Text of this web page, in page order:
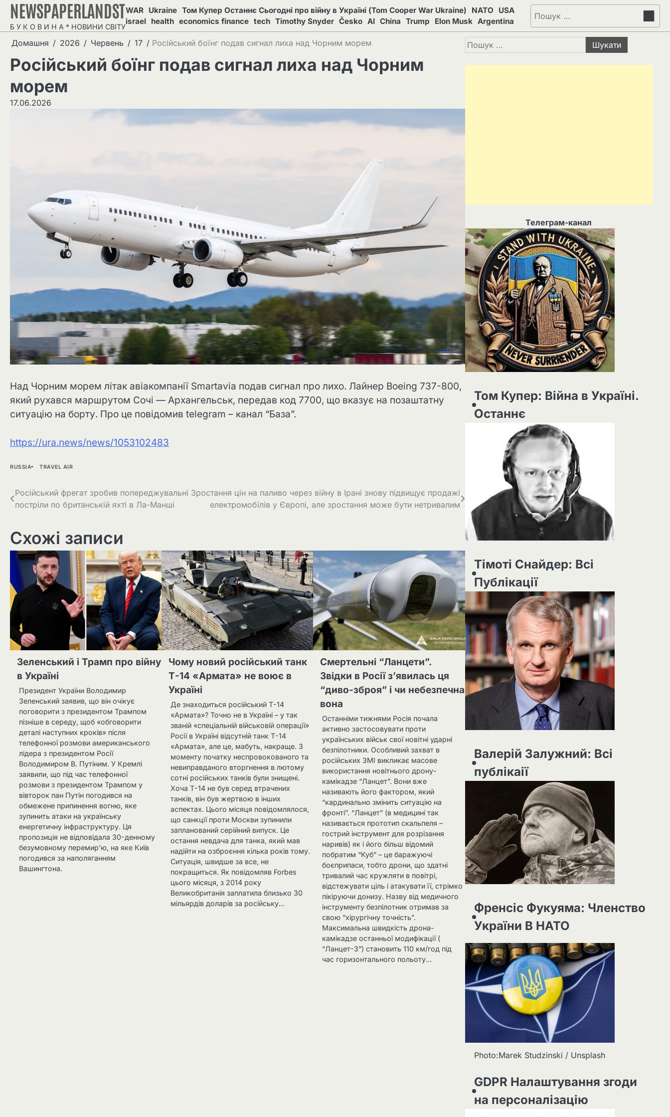
Перейти
вмісту
NEWSPAPERLANDST
Б У К О В И Н А * НОВИНИ СВІТУ
WAR Ukraine Том Купер Останнє Сьогодні про війну в Україні (Tom Cooper War Ukraine) NATO
USA
israel health economics finance tech Timothy Snyder Česko AI China Trump Elon Musk Argentina
Пошук:
Домашня 2026 Червень 17 Російський боїнг подав сигнал лиха над Чорним морем
Російський боїнг подав сигнал лиха над Чорним
морем
17.06.2026
Над Чорним морем літак авіакомпанії Smartavia подав сигнал про лихо. Лайнер Boeing 737-800,
який рухався маршрутом Сочі — Архангельськ, передав код 7700, що вказує на позаштатну
ситуацію на борту. Про це повідомив telegram – канал “База”.
https://ura.news/news/1053102483
RUSSIA TRAVEL AIR
Навігація
записів
Російський фрегат зробив попереджувальні
постріли по британській яхті в Ла-Манші
Зростання цін на паливо через війну в Ірані знову підвищує продажі
електромобілів у Європі, але зростання може бути нетривалим
Схожі записи
Зеленський і Трамп про війну
в Україні
Президент України Володимир
Зеленський заявив, що він очікує
поговорити з президентом Трампом
пізніше в середу, щоб «обговорити
деталі наступних кроків» після
телефонної розмови американського
лідера з президентом Росії
Володимиром В. Путіним. У Кремлі
заявили, що під час телефонної
розмови з президентом Трампом у
вівторок пан Путін погодився на
обмежене припинення вогню, яке
зупинить атаки на українську
енергетичну інфраструктуру. Ця
пропозиція не відповідала 30-денному
безумовному перемир’ю, на яке Київ
погодився за наполяганням
Вашингтона.
Чому новий російський танк
Т-14 «Армата» не воює в
Україні
Де знаходиться російський Т-14
«Армата»? Точно не в Україні – у так
званій «спеціальній військовій операції»
Росії в Україні відсутній танк Т-14
«Армата», але це, мабуть, накраще. З
моменту початку неспровокованого та
невиправданого вторгнення в лютому
сотні російських танків були знищені.
Хоча Т-14 не був серед втрачених
танків, він був жертвою в інших
аспектах. Цього місяця повідомлялося,
що санкції проти Москви зупинили
запланований серійний випуск. Це
остання невдача для танка, який мав
надійти на озброєння кілька років тому.
Ситуація, швидше за все, не
покращиться. Як повідомляв Forbes
цього місяця, з 2014 року
Великобританія заплатила близько 30
мільярдів доларів за російську…
Смертельні “Ланцети”.
Звідки в Росії з’явилась ця
“диво-зброя” і чи небезпечна
вона
Останніми тижнями Росія почала
активно застосовувати проти
українських військ свої новітні ударні
безпілотники. Особливий захват в
російських ЗМІ викликає масове
використання новітнього дрону-
камікадзе “Ланцет”. Вони вже
називають його фактором, який
“кардинально змінить ситуацію на
фронті”. “Ланцет” (в медицині так
називається прототип скальпеля –
гострий інструмент для розрізання
наривів) як і його більш відомий
побратим “Куб” – це баражуючі
боєприпаси, тобто дрони, що здатні
тривалий час кружляти в повітрі,
відстежувати ціль і атакувати її, стрімко
пікіруючи донизу. Назву від медичного
інструменту безпілотник отримав за
свою “хірургічну точність”.
Максимальна швидкість дрона-
камікадзе останньої модифікації (
“Ланцет-3”) становить 110 км/год під
час горизонтального польоту…
Пошук:
Телеграм-канал
Том Купер: Війна в Україні.
Останнє
Тімоті Снайдер: Всі
Публікації
Валерій Залужний: Всі
публікаії
Френсіс Фукуяма: Членство
України В НАТО
Photo:Marek Studzinski / Unsplash
GDPR Налаштування згоди
на персоналізацію